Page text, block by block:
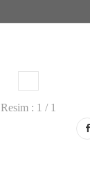
Resim : 1 / 1